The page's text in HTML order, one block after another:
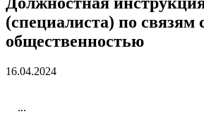
(специалиста) по связям
общественностью
16.04.2024
...